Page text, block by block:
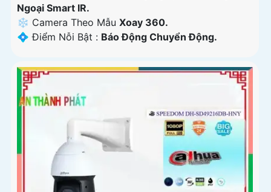
Ngoại Smart IR.
❄ Camera Theo Mẫu Xoay 360.
️💠 Điểm Nỗi Bật : Báo Động Chuyển Động.